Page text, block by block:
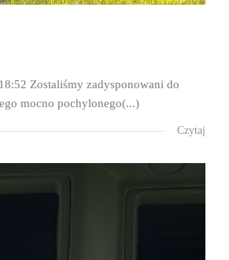
Zostaliśmy zadysponowani do
mocno pochylonego(...)
Czytaj